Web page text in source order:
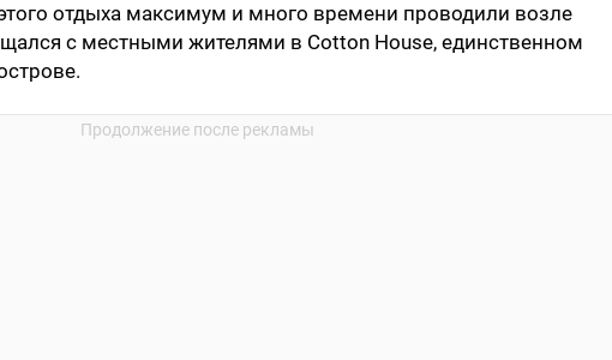
отдыха максимум и много времени проводили возле
с местными жителями в Cotton House, единственном